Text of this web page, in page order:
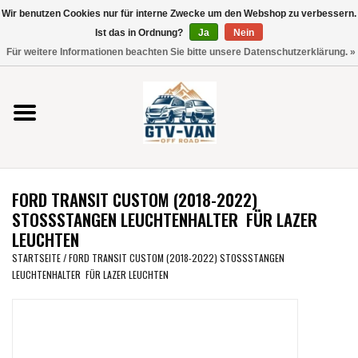
Verwende
die
nach
oben
und
unten,
verfügbare
Ergebnis
Drücke
Vito / V-Klasse 447
Viano /Vito 639
VW T7 2025
VW T6
FORD TRANSIT CUSTOM (2018-2022)
STOSSSTANGEN LEUCHTENHALTER FÜR LAZER
LEUCHTEN
STARTSEITE/FORD TRANSIT CUSTOM (2018-2022) STOSSSTANGEN
LEUCHTENHALTER FÜR LAZER LEUCHTEN
Wir benutzen Cookies nur für interne Zwecke um den Webshop zu verbessern.
Ist das in Ordnung?
Ja
Nein
Für weitere Informationen beachten Sie bitte unsere Datenschutzerklärung. »